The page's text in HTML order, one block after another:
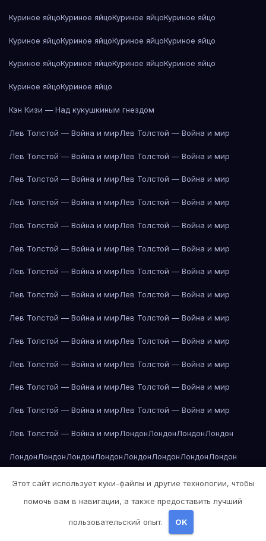
Куриное яйцоКуриное яйцоКуриное яйцоКуриное яйцо
Куриное яйцоКуриное яйцоКуриное яйцоКуриное яйцо
Куриное яйцоКуриное яйцоКуриное яйцоКуриное яйцо
Куриное яйцоКуриное яйцо
Кэн Кизи — Над кукушкиным гнездом
Лев Толстой — Война и мирЛев Толстой — Война и мир
Лев Толстой — Война и мирЛев Толстой — Война и мир
Лев Толстой — Война и мирЛев Толстой — Война и мир
Лев Толстой — Война и мирЛев Толстой — Война и мир
Лев Толстой — Война и мирЛев Толстой — Война и мир
Лев Толстой — Война и мирЛев Толстой — Война и мир
Лев Толстой — Война и мирЛев Толстой — Война и мир
Лев Толстой — Война и мирЛев Толстой — Война и мир
Лев Толстой — Война и мирЛев Толстой — Война и мир
Лев Толстой — Война и мирЛев Толстой — Война и мир
Лев Толстой — Война и мирЛев Толстой — Война и мир
Лев Толстой — Война и мирЛев Толстой — Война и мир
Лев Толстой — Война и мирЛев Толстой — Война и мир
Лев Толстой — Война и мирЛондонЛондонЛондонЛондон
ЛондонЛондонЛондонЛондонЛондонЛондонЛондонЛондон
Лондон Лондон Лос-Анджелес Лос-Анджелес
Лос-АнджелесЛос-АнджелесЛос-АнджелесЛос-Анджелес
Лос-АнджелесЛос-АнджелесЛос-Анджелес
Этот сайт использует куки-файлы и другие технологии, чтобы
помочь вам в навигации, а также предоставить лучший
пользовательский опыт. OK